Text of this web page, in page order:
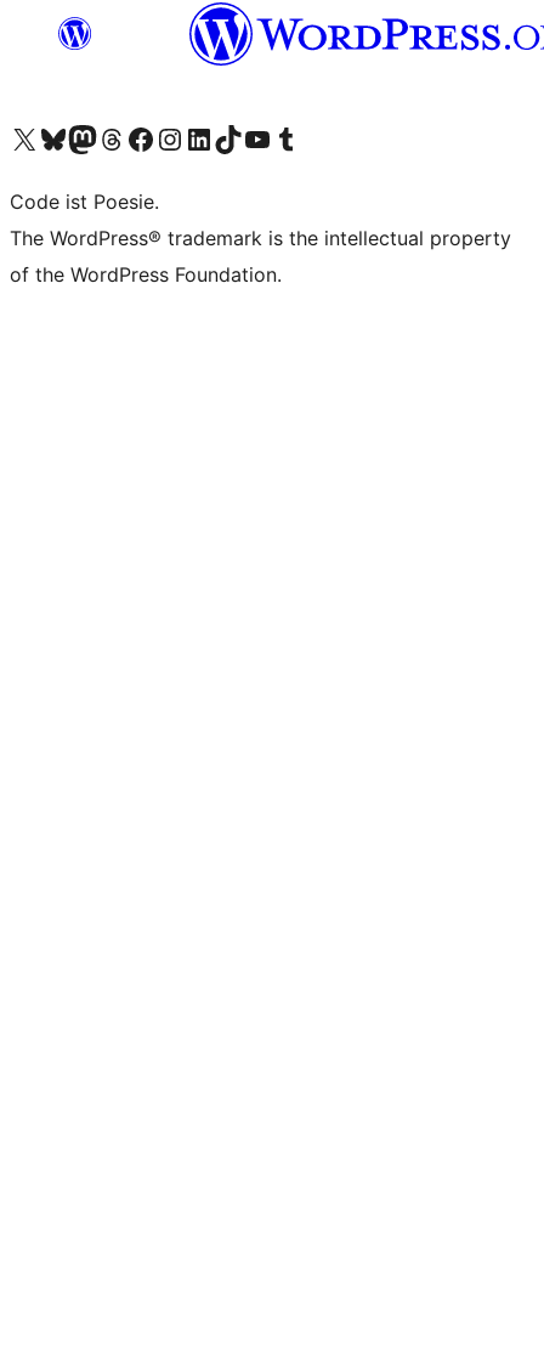
Unser X-Konto (früher Twitter) besuchen
Unser Bluesky-Konto besuchen
Unser Mastodon-Konto besuchen
Unser Threads-Konto besuchen
Unsere Facebook-Seite besuchen
Unser Instagram-Konto besuchen
Unser LinkedIn-Konto besuchen
Unser TikTok-Konto besuchen
Unseren YouTube-Kanal besuchen
Unser Tumblr-Konto besuchen
Code ist Poesie.
The WordPress® trademark is the intellectual property
of the WordPress Foundation.